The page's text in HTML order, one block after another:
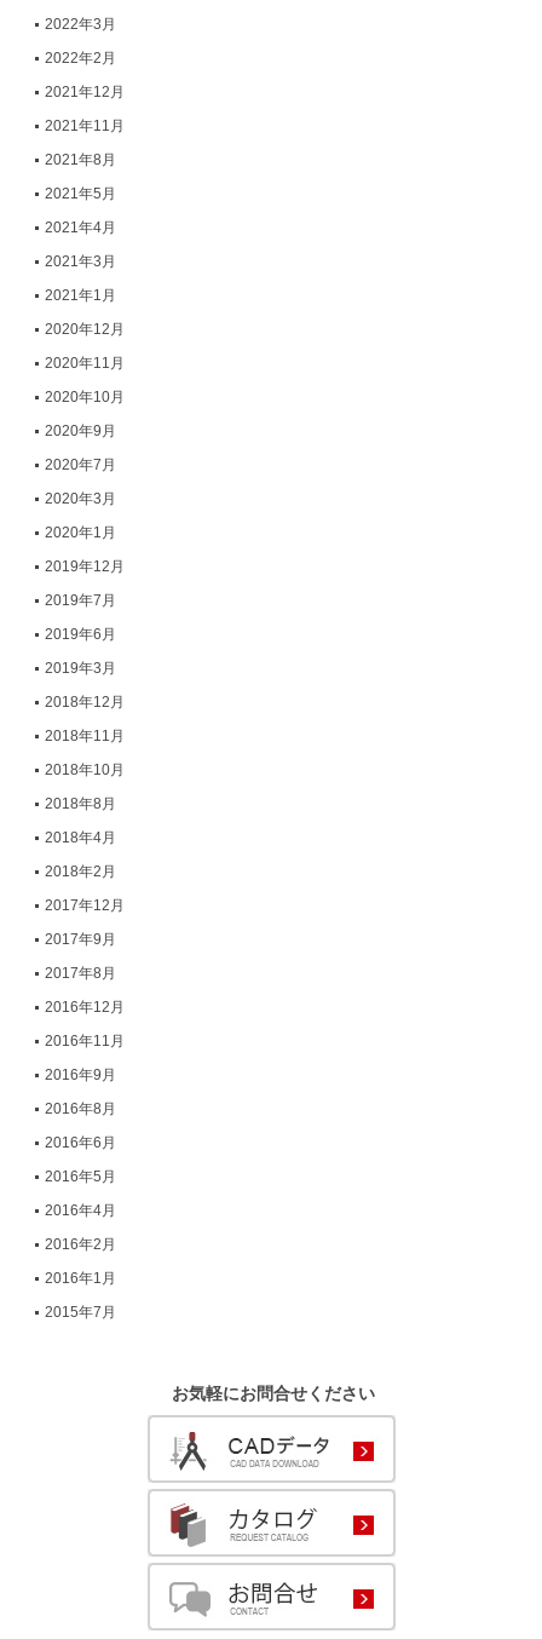
2022年3月
2022年2月
2021年12月
2021年11月
2021年8月
2021年5月
2021年4月
2021年3月
2021年1月
2020年12月
2020年11月
2020年10月
2020年9月
2020年7月
2020年3月
2020年1月
2019年12月
2019年7月
2019年6月
2019年3月
2018年12月
2018年11月
2018年10月
2018年8月
2018年4月
2018年2月
2017年12月
2017年9月
2017年8月
2016年12月
2016年11月
2016年9月
2016年8月
2016年6月
2016年5月
2016年4月
2016年2月
2016年1月
2015年7月
お気軽にお問合せください